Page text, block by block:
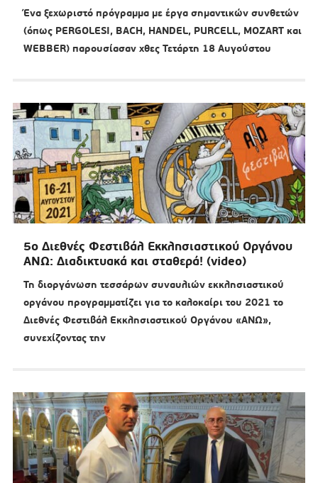
Ένα ξεχωριστό πρόγραμμα με έργα σημαντικών συνθετών
(όπως PERGOLESI, BACH, HANDEL, PURCELL, MOZART και
WEBBER) παρουσίασαν χθες Τετάρτη 18 Αυγούστου
5ο Διεθνές Φεστιβάλ Εκκλησιαστικού Οργάνου
ΑΝΩ: Διαδικτυακά και σταθερά! (video)
Τη διοργάνωση τεσσάρων συναυλιών εκκλησιαστικού
οργάνου προγραμματίζει για το καλοκαίρι του 2021 το
Διεθνές Φεστιβάλ Εκκλησιαστικού Οργάνου «ΑΝΩ»,
συνεχίζοντας την